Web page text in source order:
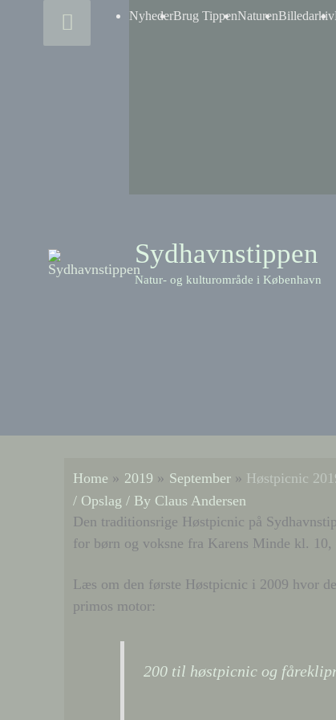
Above
NyhederBrug TippenNaturenBilledarkiv
Sydhavnstippen
Natur- og kulturområde i København
Home 2019 September
Høstpicnic
/ Opslag / By Claus Andersen
Den traditionsrige Høstpicnic på
for børn og voksne fra Karens Minde kl.
Læs om den første Høstpicnic i 2009 hvor
primos motor:
200 til høstpicnic og